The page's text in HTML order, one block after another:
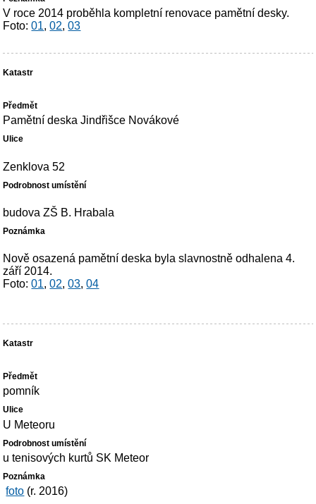
V roce 2014 proběhla kompletní renovace pamětní desky.
Foto:01,02,03
Pamětní deska Jindřišce Novákové
Zenklova 52
budova ZŠ B. Hrabala
Nově osazená pamětní deska byla slavnostně odhalena 4.
září 2014.
Foto:01,02,03,04
pomník
U Meteoru
u tenisových kurtů SK Meteor
foto (r. 2016)